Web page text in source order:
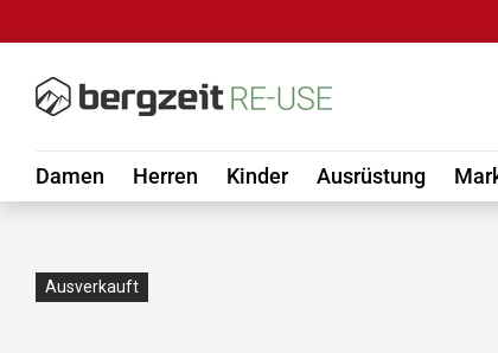
Damen Herren Kinder Ausrüstung
Ausverkauft